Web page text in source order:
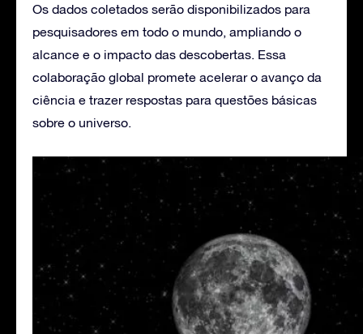
Os dados coletados serão disponibilizados para
pesquisadores em todo o mundo, ampliando o
alcance e o impacto das descobertas. Essa
colaboração global promete acelerar o avanço da
ciência e trazer respostas para questões básicas
sobre o universo.